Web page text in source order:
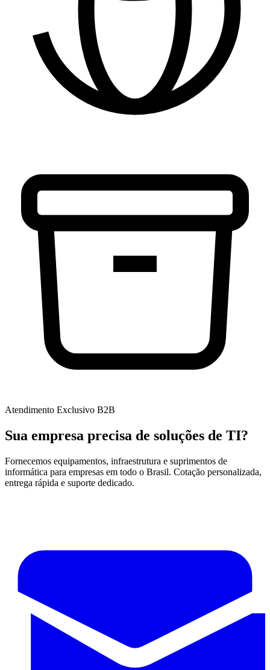
Atendimento Exclusivo B2B
Sua empresa precisa de soluções de TI?
Fornecemos equipamentos, infraestrutura e suprimentos de
informática para empresas em todo o Brasil. Cotação personalizada,
entrega rápida e suporte dedicado.